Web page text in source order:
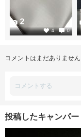
4 0
2
コメントはまだありません
投稿したキャンパー